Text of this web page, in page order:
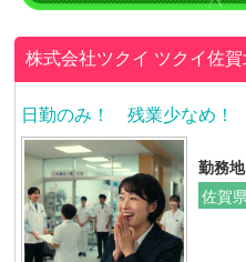
株式会社ツクイ ツクイ佐賀
日勤のみ！ 残業少なめ！
勤務地
佐賀